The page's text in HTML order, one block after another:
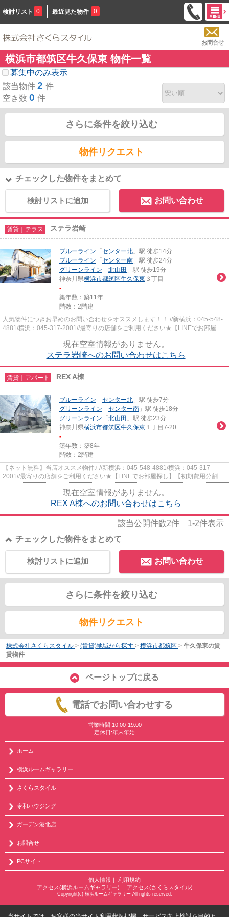
検討リスト 0 最近見た物件 0
お問合せ
横浜市都筑区牛久保東 物件一覧
募集中のみ表示
該当物件 2 件
空き数 0 件
さらに条件を絞り込む
物件リクエスト
チェックした物件をまとめて
検討リストに追加 お問い合わせ
賃貸｜テラス ステラ岩崎
ブルーライン 「 センター北 」駅 徒歩14分
ブルーライン 「 センター南 」駅 徒歩24分
グリーンライン 「 北山田 」駅 徒歩19分
神奈川県横浜市都筑区牛久保東 ３丁目
-
築年数：築11年
階数：2階建
人気物件につきお早めのお問い合わせをオススメします！！ //新横浜：045-548-
4881/横浜：045-317-2001//最寄りの店舗をご利用ください★【LINEでお部屋探
現在空室情報がありません。
ステラ岩崎へのお問い合わせはこちら
賃貸｜アパート REX A棟
ブルーライン 「 センター北 」駅 徒歩7分
グリーンライン 「 センター南 」駅 徒歩18分
グリーンライン 「 北山田 」駅 徒歩23分
神奈川県横浜市都筑区牛久保東 １丁目7-20
-
築年数：築8年
階数：2階建
【ネット無料】当店オススメ物件♪ //新横浜：045-548-4881/横浜：045-317-
2001//最寄りの店舗をご利用ください★【LINEでお部屋探し】【初期費用分割払
現在空室情報がありません。
REX A棟へのお問い合わせはこちら
該当公開件数2件 1-2件表示
チェックした物件をまとめて
お問い合わせ
検討リストに追加
さらに条件を絞り込む
物件リクエスト
株式会社さくらスタイル > (賃貸)地域から探す > 横浜市都筑区 > 牛久保東の賃
貸物件
ページトップに戻る
電話でお問い合わせする
営業時間:10:00-19:00
定休日:年末年始
ホーム
横浜ルームギャラリー
さくらスタイル
令和ハウジング
ガーデン港北店
お問合せ
PCサイト
個人情報 ｜ 利用規約
アクセス(横浜ルームギャラリー) ｜ アクセス(さくらスタイル)
Copyright(c) 横浜ルームギャラリー All rights reserved.